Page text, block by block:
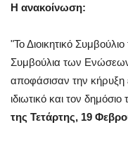
H ανακοίνωση:
"Το Διοικητικό
Συμβούλια των
αποφάσισαν την κήρυξη
ιδιωτικό και τον δημόσιο
της Τετάρτης, 19